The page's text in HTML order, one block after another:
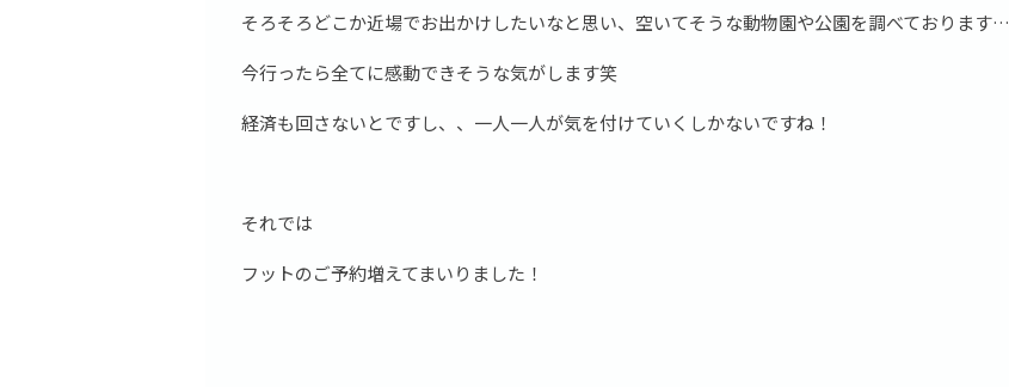
そろそろどこか近場でお出かけしたいなと思い、空いてそうな動物園や公園を調べております…
今行ったら全てに感動できそうな気がします笑
経済も回さないとですし、、一人一人が気を付けていくしかないですね！
それでは
フットのご予約増えてまいりました！